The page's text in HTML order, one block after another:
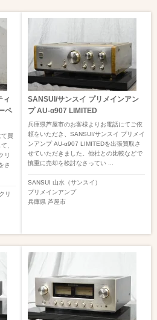
ィ
ペ
て買
、
リ
さ
リ
SANSUI/サンスイ プリメインアン
プ AU-α907 LIMITED
兵庫県芦屋市のお客様よりお電話にてご依
頼をいただき、SANSUI/サンスイ プリメイ
ンアンプ AU-α907 LIMITEDを出張買取さ
せていただきました。他社との比較などで
慎重に売却を検討なさってい ...
SANSUI 山水（サンスイ）
プリメインアンプ
兵庫県 芦屋市